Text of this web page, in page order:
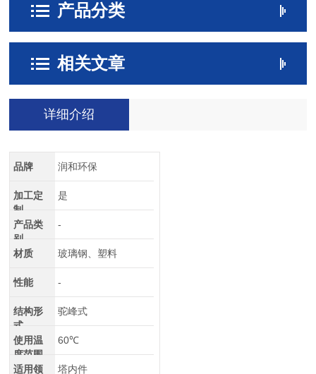
产品分类
相关文章
详细介绍
品牌 润和环保
加工定
制
是
产品类
别
-
材质 玻璃钢、塑料
性能 -
结构形
式
驼峰式
使用温
度范围
60℃
适用领
塔内件